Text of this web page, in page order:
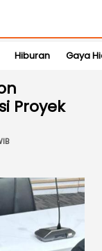
Hiburan Gaya
Proyek